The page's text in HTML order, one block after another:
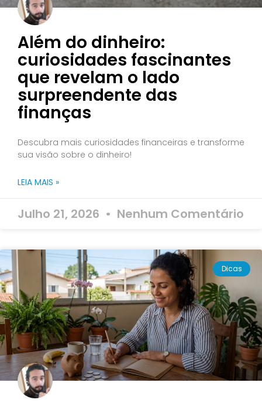
Além do dinheiro:
curiosidades fascinantes
que revelam o lado
surpreendente das
finanças
Descubra mais curiosidades financeiras e transforme
sua visão sobre o dinheiro!
LEIA MAIS »
Julho 21, 2026 Nenhum Comentário
Dicas